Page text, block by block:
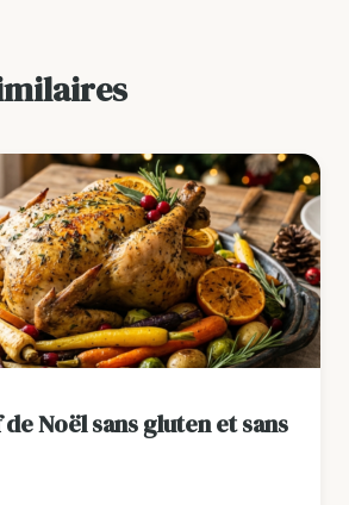
Noël sans gluten et sans